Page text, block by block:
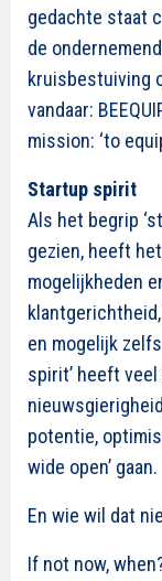
gedachte staat
de
kruisbestuiving
vandaar:
mission: ‘to
Startup spirit
Als het begrip
gezien, heeft
mogelijkheden
en mogelijk
spirit’ heeft
potentie,
wide open’ gaan.
En wie wil dat
If not now,